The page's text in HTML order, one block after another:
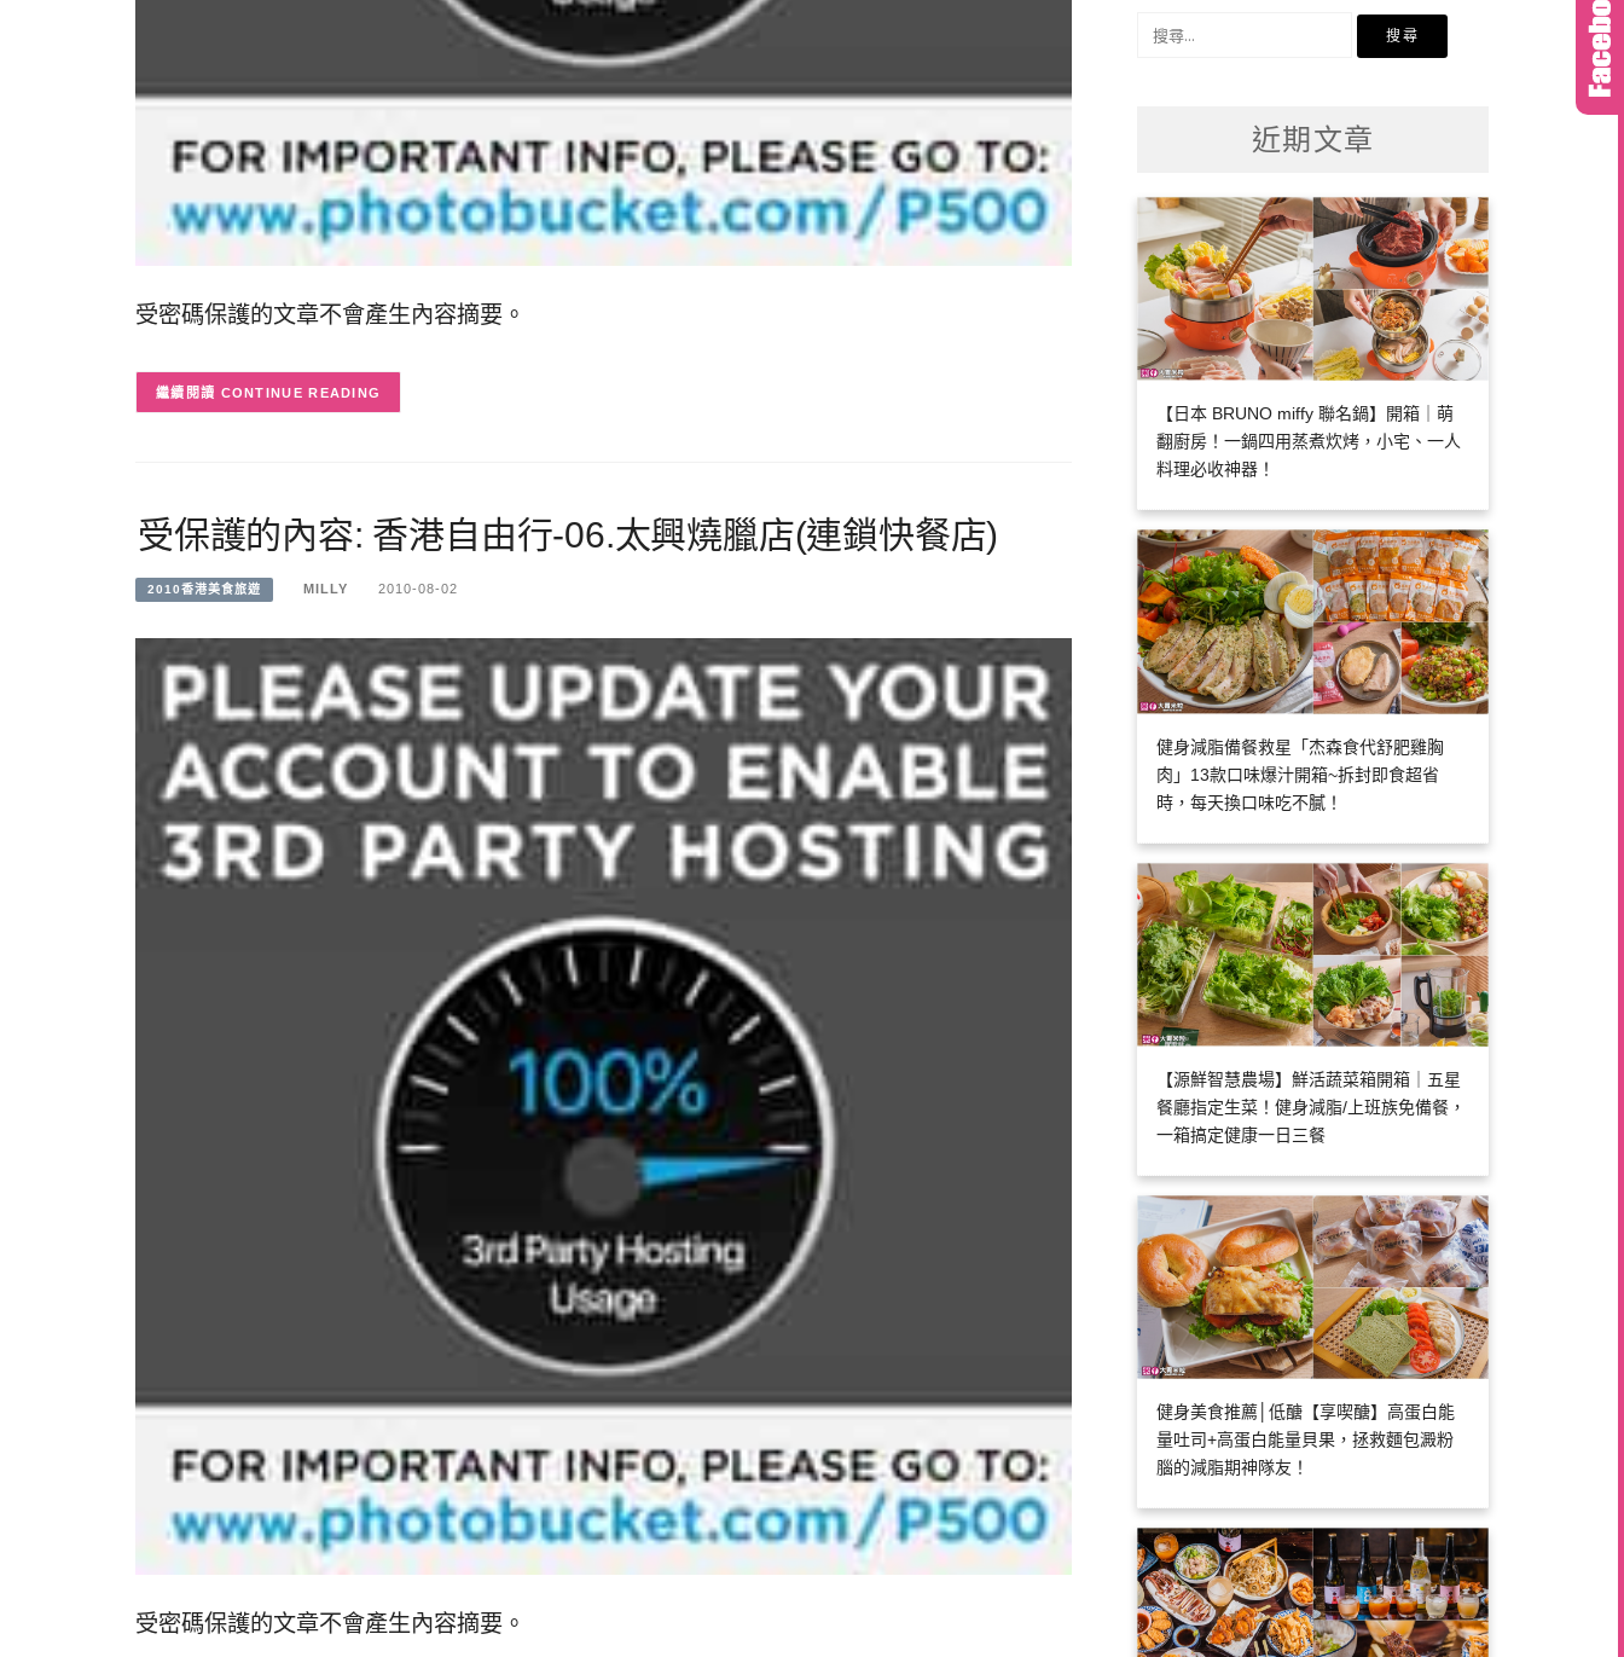
受密碼保護的文章不會產生內容摘要。
CONTINUE READING
受保護的內容: 香港自由行-06.太興燒臘店(連鎖快餐店)
2010香港美食旅遊 MILLY 2010-08-02
受密碼保護的文章不會產生內容摘要。
近期文章
【日本 BRUNO miffy 聯名鍋】開箱｜萌
翻廚房！一鍋四用蒸煮炊烤，小宅、一人
料理必收神器！
健身減脂備餐救星「杰森食代舒肥雞胸
肉」13款口味爆汁開箱~拆封即食超省
時，每天換口味吃不膩！
【源鮮智慧農場】鮮活蔬菜箱開箱｜五星
餐廳指定生菜！健身減脂/上班族免備餐，
一箱搞定健康一日三餐
健身美食推薦│低醣【享喫醣】高蛋白能
量吐司+高蛋白能量貝果，拯救麵包澱粉
腦的減脂期神隊友！